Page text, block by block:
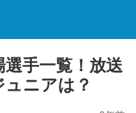
手一覧！放送
ニアは？